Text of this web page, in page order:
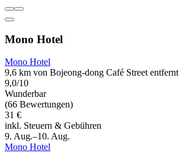
Mono Hotel
Mono Hotel
9,6 km von Bojeong-dong Café Street entfernt
9,0/10
Wunderbar
(66 Bewertungen)
31 €
inkl. Steuern & Gebühren
9. Aug.–10. Aug.
Mono Hotel